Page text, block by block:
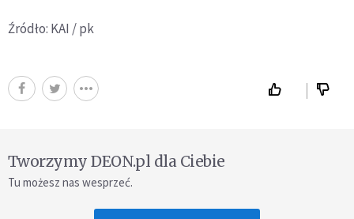
Źródło: KAI / pk
Tworzymy DEON.pl dla Ciebie
Tu możesz nas wesprzeć.